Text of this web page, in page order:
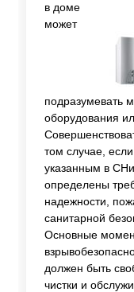
в доме
может
подразумевать
оборудования
том случае,
указанным в
определены
надежности,
санитарной
Основные
должен быть
чистки и